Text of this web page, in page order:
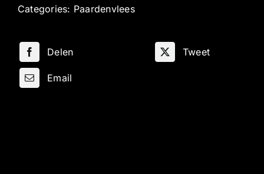
Categories: Paardenvlees
Delen Tweet
Email